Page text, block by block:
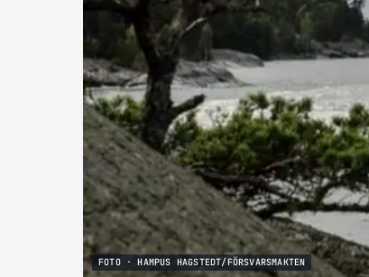
FOTO · HAMPUS HAGSTEDT/FÖRSVARSMAKTEN